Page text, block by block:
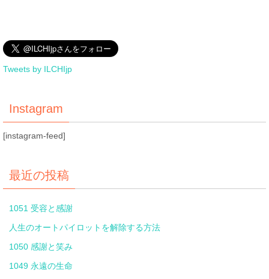
Tweets by ILCHIjp
Instagram
[instagram-feed]
最近の投稿
1051 受容と感謝
人生のオートパイロットを解除する方法
1050 感謝と笑み
1049 永遠の生命